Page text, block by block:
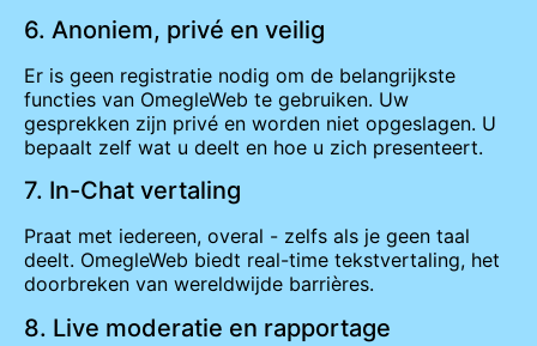
6. Anoniem, privé en veilig
Er is geen registratie nodig om de belangrijkste
functies van OmegleWeb te gebruiken. Uw
gesprekken zijn privé en worden niet opgeslagen. U
bepaalt zelf wat u deelt en hoe u zich presenteert.
7. In-Chat vertaling
Praat met iedereen, overal - zelfs als je geen taal
deelt. OmegleWeb biedt real-time tekstvertaling, het
doorbreken van wereldwijde barrières.
8. Live moderatie en rapportage